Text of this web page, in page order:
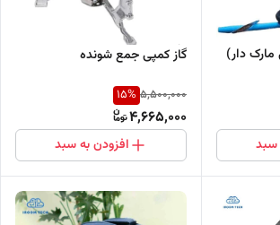
دار)
سبد
گاز کمپی جمع شونده
5,500,000
15%
4,665,000
افزودن به سبد